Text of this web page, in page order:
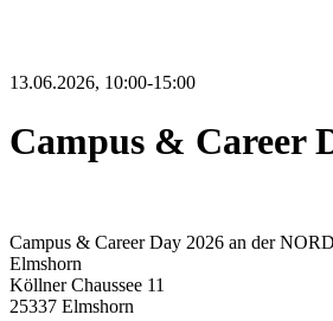
13.06.2026, 10:00-15:00
Campus & Career
Campus & Career Day 2026 an der
Elmshorn
Köllner Chaussee 11
25337 Elmshorn